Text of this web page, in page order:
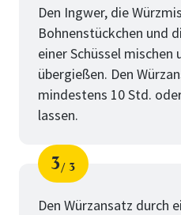
Den Ingwer, die
Bohnenstückchen und
einer Schüssel
übergießen. Den
mindestens 10 Std.
lassen.
Schritt
3
von
3
Den Würzansatz durch